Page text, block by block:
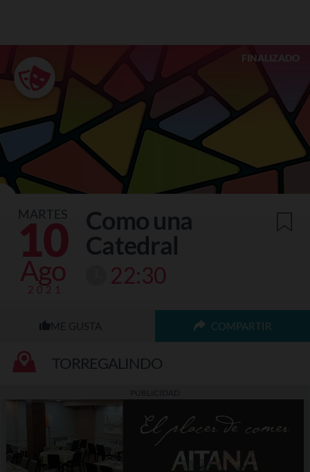
FINALIZADO
MARTES
10
Ago
2021
Como una
Catedral
22:30
COMPARTIR
TORREGALINDO
PUBLICIDAD